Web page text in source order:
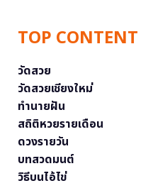
TOP CONTENT
วัดสวย
วัดสวยเชียงใหม่
ทำนายฝัน
สถิติหวยรายเดือน
ดวงรายวัน
บทสวดมนต์
วิธีบนไอ้ไข่